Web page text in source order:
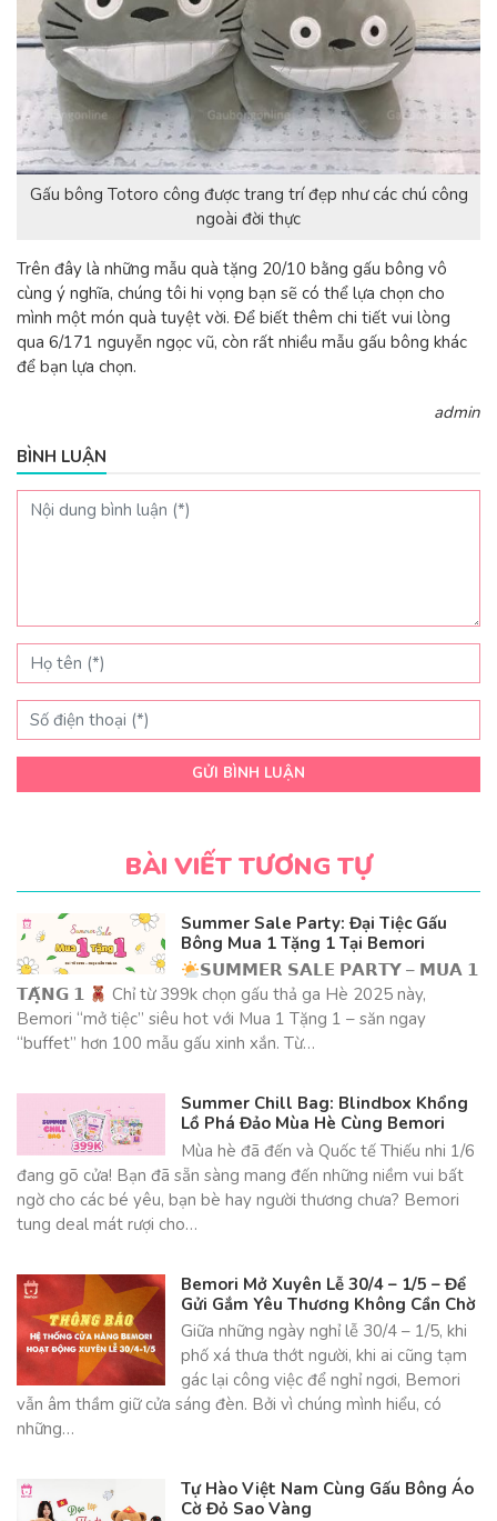
Gấu bông Totoro công được trang trí đẹp như các chú công
ngoài đời thực
Trên đây là những mẫu quà tặng 20/10 bằng gấu bông vô
cùng ý nghĩa, chúng tôi hi vọng bạn sẽ có thể lựa chọn cho
mình một món quà tuyệt vời. Để biết thêm chi tiết vui lòng
qua 6/171 nguyễn ngọc vũ, còn rất nhiều mẫu gấu bông khác
để bạn lựa chọn.
admin
BÌNH LUẬN
GỬI BÌNH LUẬN
BÀI VIẾT TƯƠNG TỰ
Summer Sale Party: Đại Tiệc Gấu
Bông Mua 1 Tặng 1 Tại Bemori
𝗦𝗨𝗠𝗠𝗘𝗥 𝗦𝗔𝗟𝗘 𝗣𝗔𝗥𝗧𝗬 – 𝗠𝗨𝗔 𝟭
𝗧𝗔̣̆𝗡𝗚 𝟭
Chỉ từ 399k chọn gấu thả ga Hè 2025 này,
Bemori “mở tiệc” siêu hot với Mua 1 Tặng 1 – săn ngay
“buffet” hơn 100 mẫu gấu xinh xắn. Từ…
Summer Chill Bag: Blindbox Khổng
Lồ Phá Đảo Mùa Hè Cùng Bemori
Mùa hè đã đến và Quốc tế Thiếu nhi 1/6
đang gõ cửa! Bạn đã sẵn sàng mang đến những niềm vui bất
ngờ cho các bé yêu, bạn bè hay người thương chưa? Bemori
tung deal mát rượi cho…
Bemori Mở Xuyên Lễ 30/4 – 1/5 – Để
Gửi Gắm Yêu Thương Không Cần Chờ
Giữa những ngày nghỉ lễ 30/4 – 1/5, khi
phố xá thưa thớt người, khi ai cũng tạm
gác lại công việc để nghỉ ngơi, Bemori
vẫn âm thầm giữ cửa sáng đèn. Bởi vì chúng mình hiểu, có
những…
Tự Hào Việt Nam Cùng Gấu Bông Áo
Cờ Đỏ Sao Vàng